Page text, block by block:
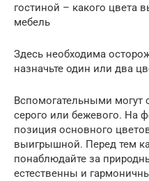
гостиной – какого цвета
мебель
Здесь необходима
назначьте один или два
Вспомогательными могут
серого или бежевого. На
позиция основного
выигрышной. Перед тем
понаблюдайте за
естественны и